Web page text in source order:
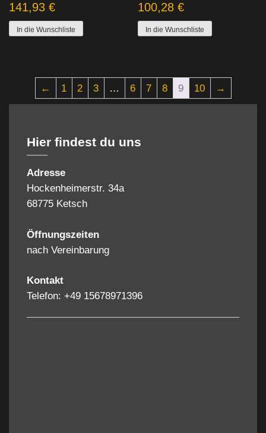
141,93 €
In die Wunschliste
100,28€
In die Wunschliste
← 1 2 3 … 6 7 8 9 10 →
Hier findest du uns
Adresse
Hockenheimerstr. 34a
68775 Ketsch
Öffnungszeiten
nach Vereinbarung
Kontakt
Telefon: +49 15678971396